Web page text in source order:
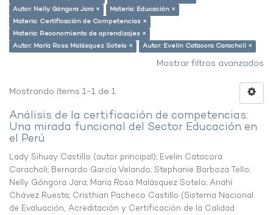
Autor: Nelly Góngora Jara ×
Materia: Educación ×
Materia: Certificación de Competencias ×
Materia: Reconomiento de aprendizajes ×
Autor: María Rosa Malásquez Sotelo ×
Autor: Evelin Catacora Caracholi ×
Mostrar filtros avanzados
Mostrando ítems 1-1 de 1
Análisis de la certificación de competencias:
Una mirada funcional del Sector Educación en
el Perú
Lady Sihuay Castillo (autor principal); Evelin Catacora
Caracholi; Bernardo García Velando; Stephanie Barboza Tello;
Nelly Góngora Jara; María Rosa Malásquez Sotelo; Anahí
Chávez Ruesta; Cristhian Pacheco Castillo (Sistema Nacional
de Evaluación, Acreditación y Certificación de la Calidad